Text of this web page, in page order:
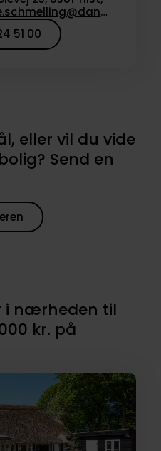
nicoline.schmelling@danbolig.dk
51 00
eller vil du vide
Send en
i nærheden til
kr. på